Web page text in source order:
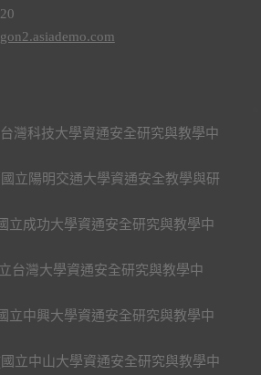
灣科技大學資通安全研究與教學中
立陽明交通大學資通安全教學與研
立成功大學資通安全研究與教學中
台灣大學資通安全研究與教學中
立中興大學資通安全研究與教學中
立中山大學資通安全研究與教學中